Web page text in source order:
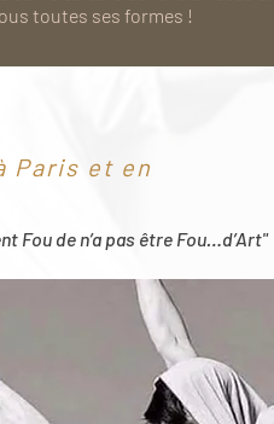
toutes ses formes !
Paris et en
Fou de n’a pas être Fou…d’Art"